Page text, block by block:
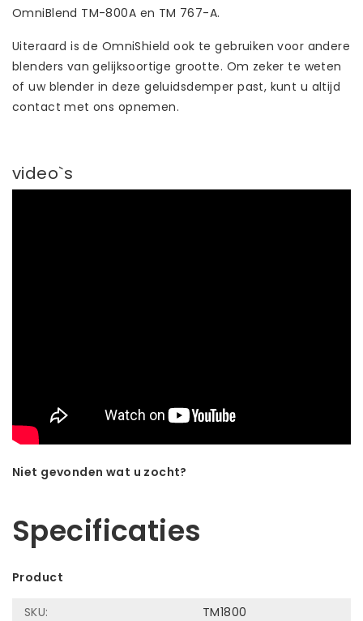
OmniBlend TM-800A en TM 767-A.
Uiteraard is de OmniShield ook te gebruiken voor andere
blenders van gelijksoortige grootte. Om zeker te weten
of uw blender in deze geluidsdemper past, kunt u altijd
contact met ons opnemen.
video`s
Niet gevonden wat u zocht?
Specificaties
Product
SKU:
TM1800